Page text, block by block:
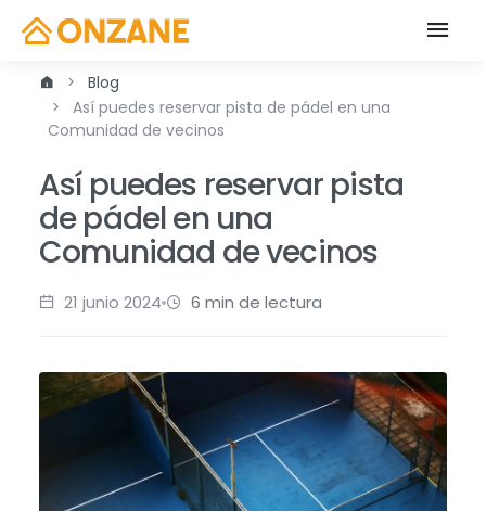
Blog
Así puedes reservar pista de pádel en una
Comunidad de vecinos
Así puedes reservar pista
de pádel en una
Comunidad de vecinos
21 junio 2024 6 min de lectura